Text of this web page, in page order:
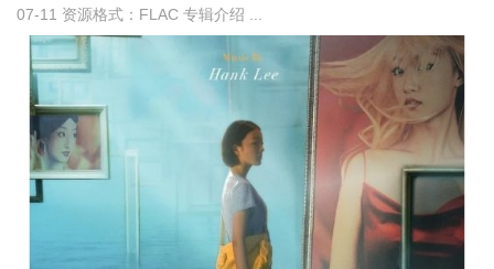
07-11 资源格式：FLAC 专辑介绍 ...